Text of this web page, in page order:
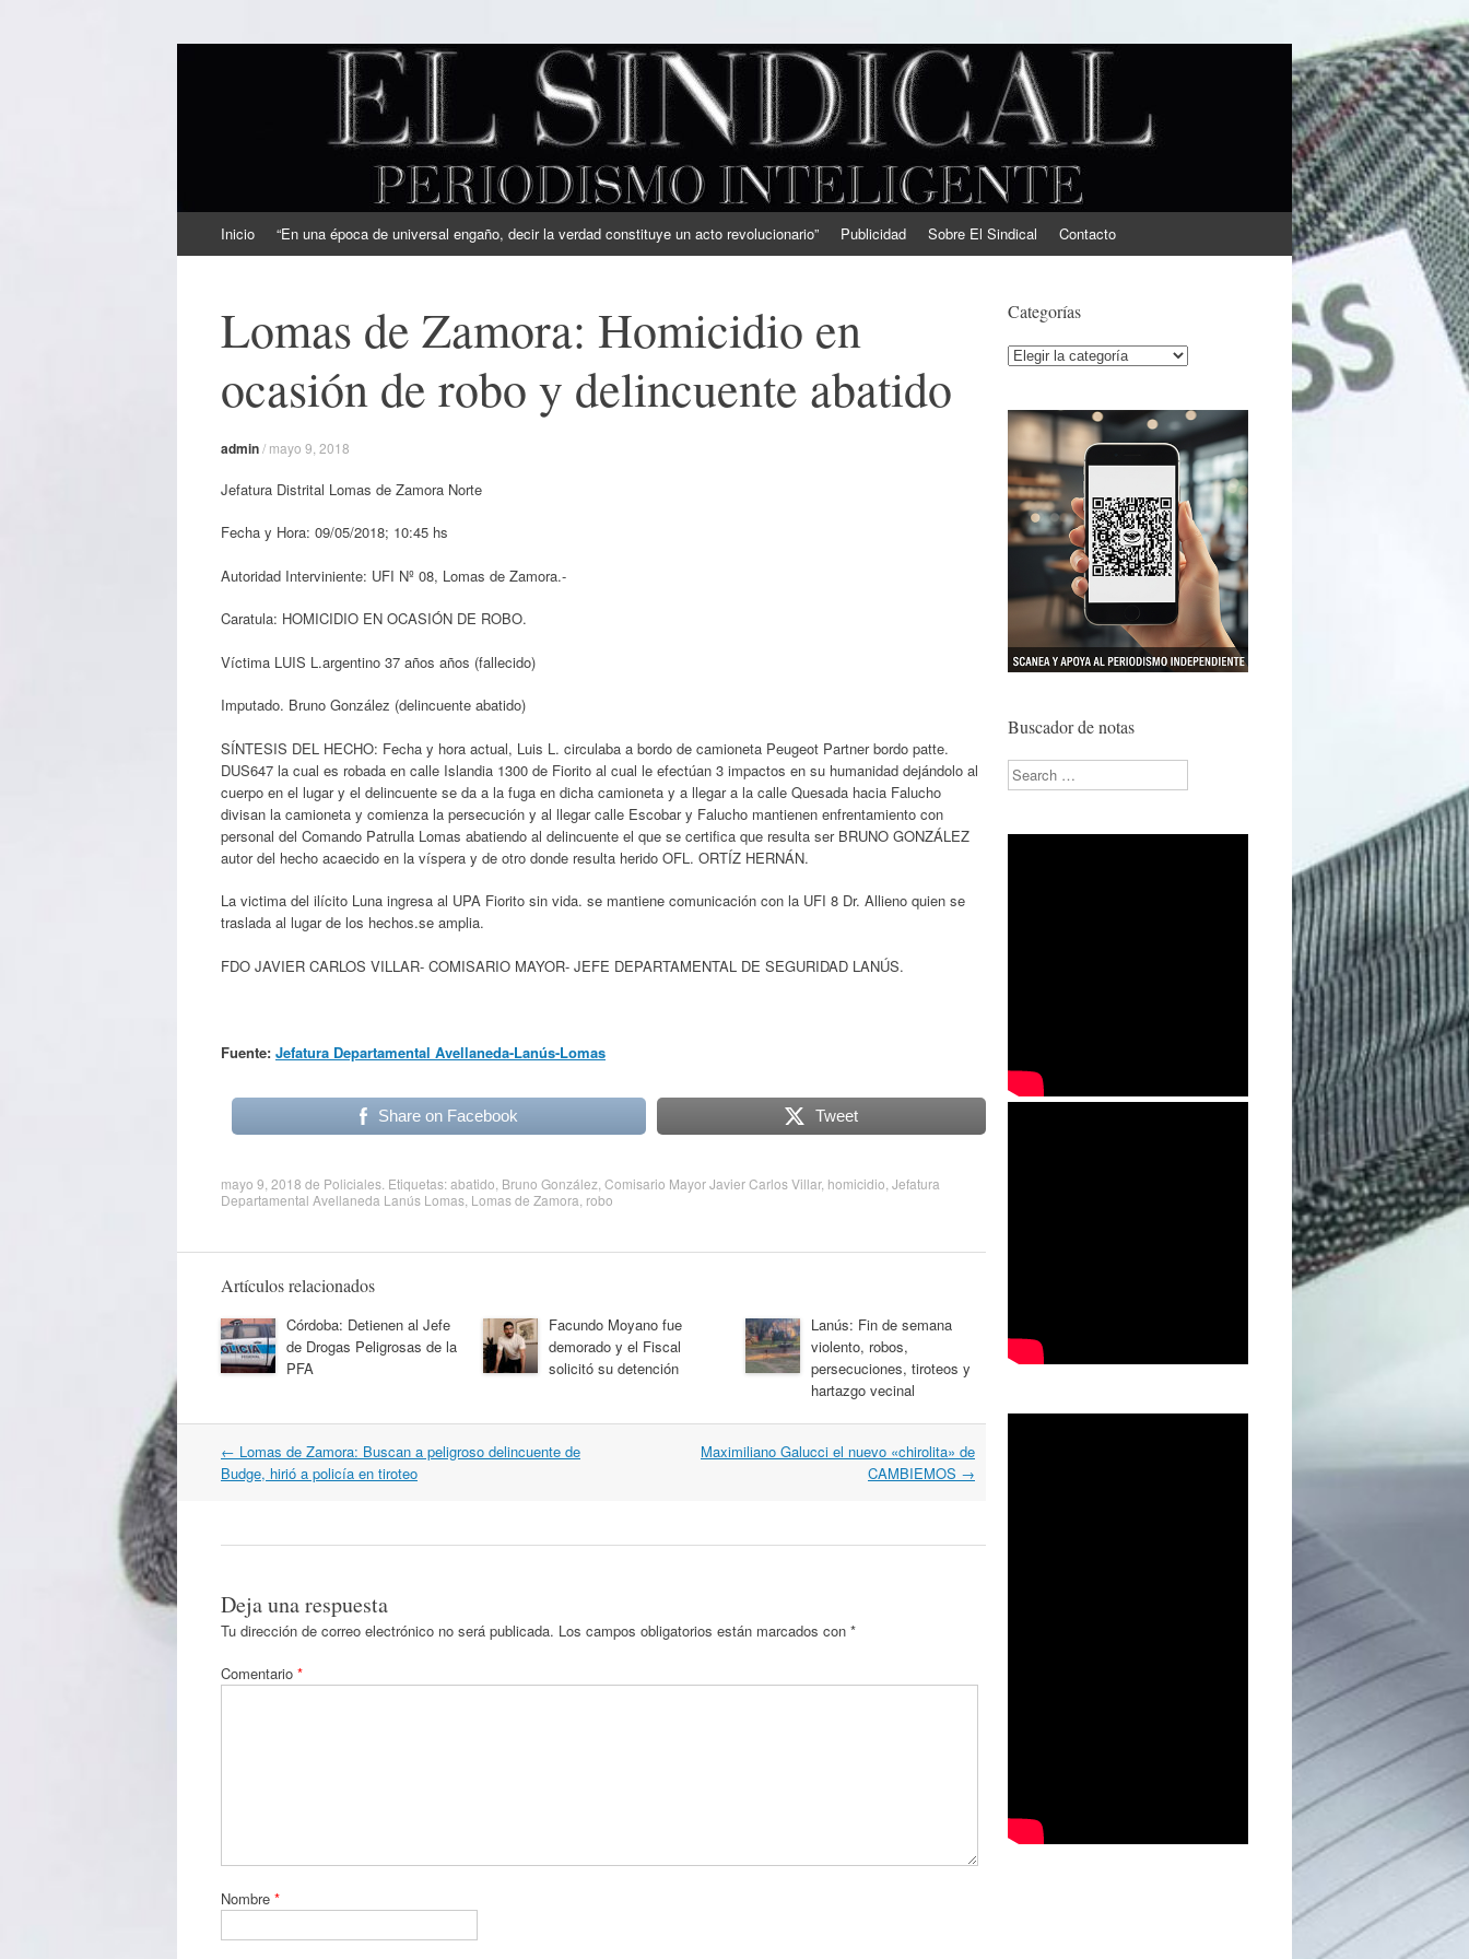
EL SINDICAL
Periodismo Inteligente
al
Inicio “En una época de universal engaño, decir la verdad constituye un acto revolucionario” Publicidad Sobre El Sindical Contacto
Lomas de Zamora: Homicidio en
ocasión de robo y delincuente abatido
admin/ mayo 9, 2018
Jefatura Distrital Lomas de Zamora Norte
Fecha y Hora: 09/05/2018; 10:45 hs
Autoridad Interviniente: UFI Nº 08, Lomas de Zamora.-
Caratula: HOMICIDIO EN OCASIÓN DE ROBO.
Víctima LUIS L.argentino 37 años años (fallecido)
Imputado. Bruno González (delincuente abatido)
SÍNTESIS DEL HECHO: Fecha y hora actual, Luis L. circulaba a bordo de camioneta Peugeot Partner bordo patte.
DUS647 la cual es robada en calle Islandia 1300 de Fiorito al cual le efectúan 3 impactos en su humanidad dejándolo al
cuerpo en el lugar y el delincuente se da a la fuga en dicha camioneta y a llegar a la calle Quesada hacia Falucho
divisan la camioneta y comienza la persecución y al llegar calle Escobar y Falucho mantienen enfrentamiento con
personal del Comando Patrulla Lomas abatiendo al delincuente el que se certifica que resulta ser BRUNO GONZÁLEZ
autor del hecho acaecido en la víspera y de otro donde resulta herido OFL. ORTÍZ HERNÁN.
La victima del ilícito Luna ingresa al UPA Fiorito sin vida. se mantiene comunicación con la UFI 8 Dr. Allieno quien se
traslada al lugar de los hechos.se amplia.
FDO JAVIER CARLOS VILLAR- COMISARIO MAYOR- JEFE DEPARTAMENTAL DE SEGURIDAD LANÚS.
Fuente: Jefatura Departamental Avellaneda-Lanús-Lomas
Share on Facebook Tweet
mayo 9, 2018 de Policiales . Etiquetas:abatido Bruno González Comisario Mayor Javier Carlos Villar, homicidio Jefatura
Departamental Avellaneda Lanús Lomas Lomas de Zamora robo
Artículos relacionados
Córdoba: Detienen al Jefe
de Drogas Peligrosas de la
PFA
Facundo Moyano fue
demorado y el Fiscal
solicitó su detención
Lanús: Fin de semana
violento, robos,
persecuciones, tiroteos y
hartazgo vecinal
Navegación
por
← Lomas de Zamora: Buscan a peligroso delincuente de
Budge, hirió a policía en tiroteo
Maximiliano Galucci el nuevo «chirolita» de
CAMBIEMOS →
Deja una respuesta
Tu dirección de correo electrónico no será publicada. Los campos obligatorios están marcados con *
Comentario *
Nombre *
Categorías
Categorías
Buscador de notas
Search